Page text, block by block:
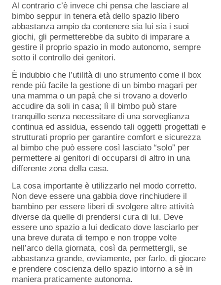
Al contrario c’è invece chi pensa che lasciare al
bimbo seppur in tenera età dello spazio libero
abbastanza ampio da contenere sia lui sia i suoi
giochi, gli permetterebbe da subito di imparare a
gestire il proprio spazio in modo autonomo, sempre
sotto il controllo dei genitori.
È indubbio che l’utilità di uno strumento come il box
rende più facile la gestione di un bimbo magari per
una mamma o un papà che si trovano a doverlo
accudire da soli in casa; lì il bimbo può stare
tranquillo senza necessitare di una sorveglianza
continua ed assidua, essendo tali oggetti progettati e
strutturati proprio per garantire comfort e sicurezza
al bimbo che può essere così lasciato “solo” per
permettere ai genitori di occuparsi di altro in una
differente zona della casa.
La cosa importante è utilizzarlo nel modo corretto.
Non deve essere una gabbia dove rinchiudere il
bambino per essere liberi di svolgere altre attività
diverse da quelle di prendersi cura di lui. Deve
essere uno spazio a lui dedicato dove lasciarlo per
una breve durata di tempo e non troppe volte
nell’arco della giornata, così da permettergli, se
abbastanza grande, ovviamente, per farlo, di giocare
e prendere coscienza dello spazio intorno a sè in
maniera praticamente autonoma.